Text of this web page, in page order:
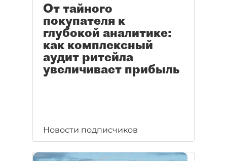
От тайного
покупателя к
глубокой аналитике:
как комплексный
аудит ритейла
увеличивает прибыль
Новости подписчиков